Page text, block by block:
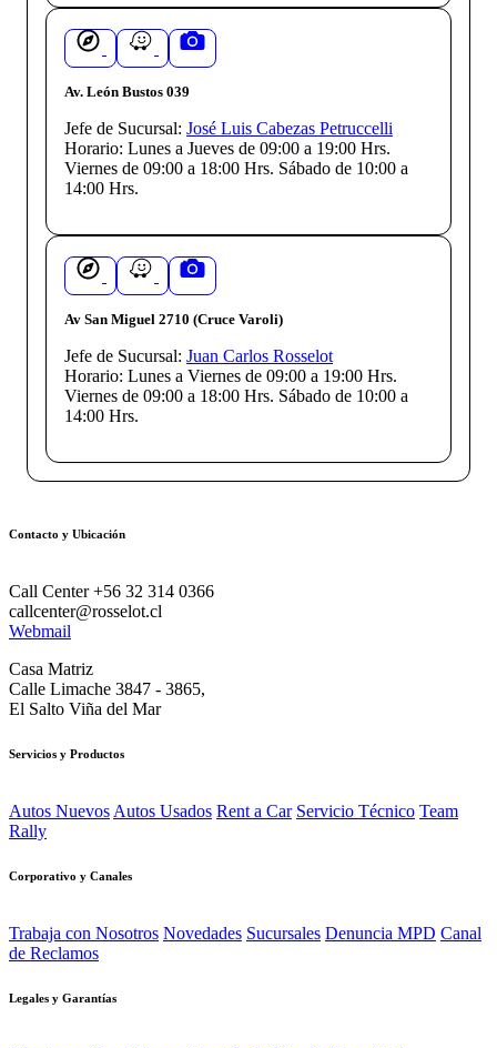
Av. León Bustos 039
Jefe de Sucursal: José Luis Cabezas Petruccelli
Horario: Lunes a Jueves de 09:00 a 19:00 Hrs.
Viernes de 09:00 a 18:00 Hrs. Sábado de 10:00 a
14:00 Hrs.
Av San Miguel 2710 (Cruce Varoli)
Jefe de Sucursal: Juan Carlos Rosselot
Horario: Lunes a Viernes de 09:00 a 19:00 Hrs.
Viernes de 09:00 a 18:00 Hrs. Sábado de 10:00 a
14:00 Hrs.
Contacto y Ubicación
Call Center +56 32 314 0366
callcenter@rosselot.cl
Webmail
Casa Matriz
Calle Limache 3847 - 3865,
El Salto Viña del Mar
Servicios y Productos
Autos Nuevos Autos Usados Rent a Car Servicio Técnico Team
Rally
Corporativo y Canales
Trabaja con Nosotros Novedades Sucursales Denuncia MPD Canal
de Reclamos
Legales y Garantías